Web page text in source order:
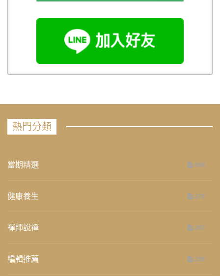
熱門分類
當期精選 658
健康養生 276
禪師說禪 267
編輯推薦 236